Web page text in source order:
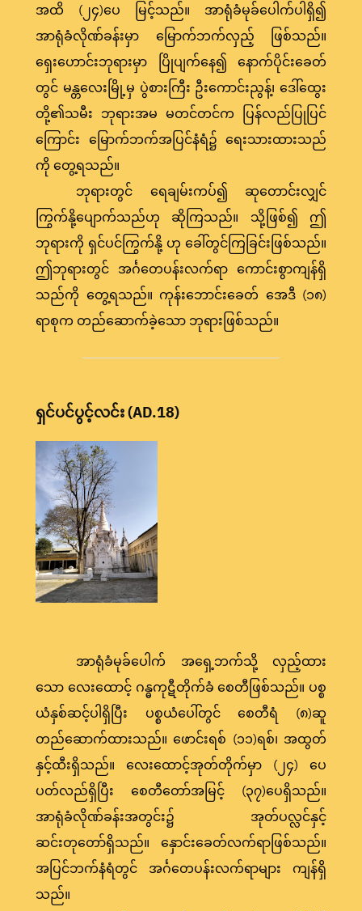
အထိ (၂၄)ပေ မြင့်သည်။ အာရုံခံမုခ်ပေါက်ပါရှိ၍
အာရုံခံလိုဏ်ခန်းမှာ မြောက်ဘက်လှည့် ဖြစ်သည်။
ရှေးဟောင်းဘုရားမှာ ပြိုပျက်နေ၍ နောက်ပိုင်းခေတ်
တွင် မန္တလေးမြို့မှ ပွဲစားကြီး ဦးကောင်းညွန့်၊ ဒေါ်ထွေး
တို့၏သမီး ဘုရားအမ မတင်တင်က ပြန်လည်ပြုပြင်
ကြောင်း မြောက်ဘက်အပြင်နံရံ၌ ရေးသားထားသည်
ကို တွေ့ရသည်။
ဘုရားတွင် ရေချမ်းကပ်၍ ဆုတောင်းလျှင်
ကြွက်နို့ပျောက်သည်ဟု ဆိုကြသည်။ သို့ဖြစ်၍ ဤ
ဘုရားကို ရှင်ပင်ကြွက်နို့ ဟု ခေါ်တွင်ကြခြင်းဖြစ်သည်။
ဤဘုရားတွင် အင်္ဂတေပန်းလက်ရာ ကောင်းစွာကျန်ရှိ
သည်ကို တွေ့ရသည်။ ကုန်းဘောင်းခေတ် အေဒီ (၁၈)
ရာစုက တည်ဆောက်ခဲ့သော ဘုရားဖြစ်သည်။
ရှင်ပင်ပွင့်လင်း (AD.18)
အာရုံခံမုခ်ပေါက် အရှေ့ဘက်သို့ လှည့်ထား
သော လေးထောင့် ဂန္ဓကုဋီတိုက်ခံ စေတီဖြစ်သည်။ ပစ္စ
ယံနှစ်ဆင့်ပါရှိပြီး ပစ္စယံပေါ်တွင် စေတီရံ (၈)ဆူ
တည်ဆောက်ထားသည်။ ဖောင်းရစ် (၁၁)ရစ်၊ အထွတ်
နှင့်ထီးရှိသည်။ လေးထောင့်အုတ်တိုက်မှာ (၂၄) ပေ
ပတ်လည်ရှိပြီး စေတီတော်အမြင့် (၃၇)ပေရှိသည်။
အာရုံခံလိုဏ်ခန်းအတွင်း၌ အုတ်ပလ္လင်နှင့်
ဆင်းတုတော်ရှိသည်။ နှောင်းခေတ်လက်ရာဖြစ်သည်။
အပြင်ဘက်နံရံတွင် အင်္ဂတေပန်းလက်ရာများ ကျန်ရှိ
သည်။